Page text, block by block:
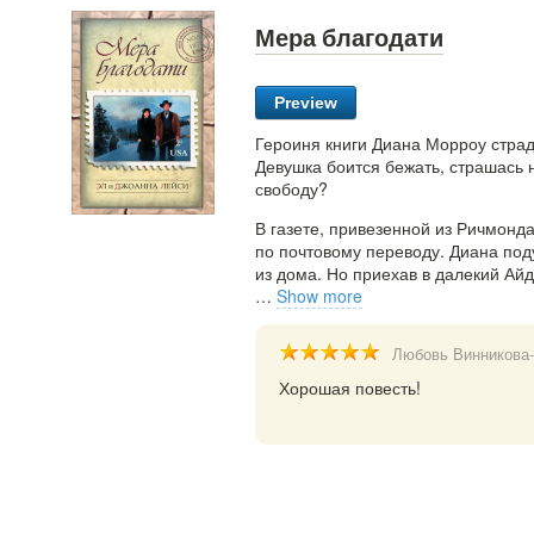
Мера благодати
Preview
Героиня книги Диана Морроу
Девушка боится бежать, страшась
свободу?
В газете, привезенной из
по почтовому переводу. Диана
из дома. Но приехав в далекий
… Show more
Любовь
Хорошая повесть!